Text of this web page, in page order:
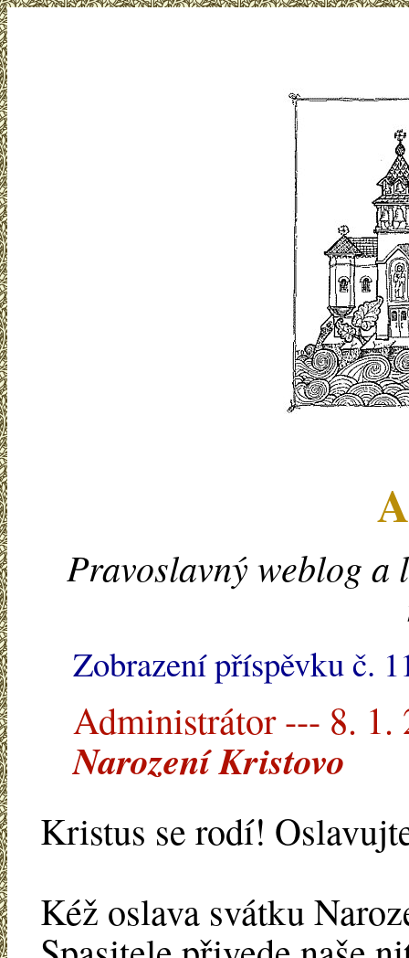
Pravoslavný weblog a
Zobrazení příspěvku č.
Administrátor --- 8. 1.
Narození Kristovo
Kristus se rodí!
Kéž oslava svátku